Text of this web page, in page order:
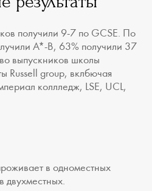
получили 9-7 по GCSE. По
A*-B, 63% получили 37
выпускников школы
Russell group, вклбючая
коллледж, LSE, UCL,
в одноместных
двухместных.